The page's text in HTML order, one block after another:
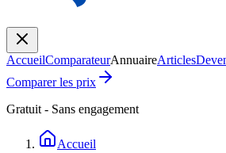
AccueilComparateurAnnuaireArticles
Comparer les prix
Gratuit - Sans engagement
Accueil